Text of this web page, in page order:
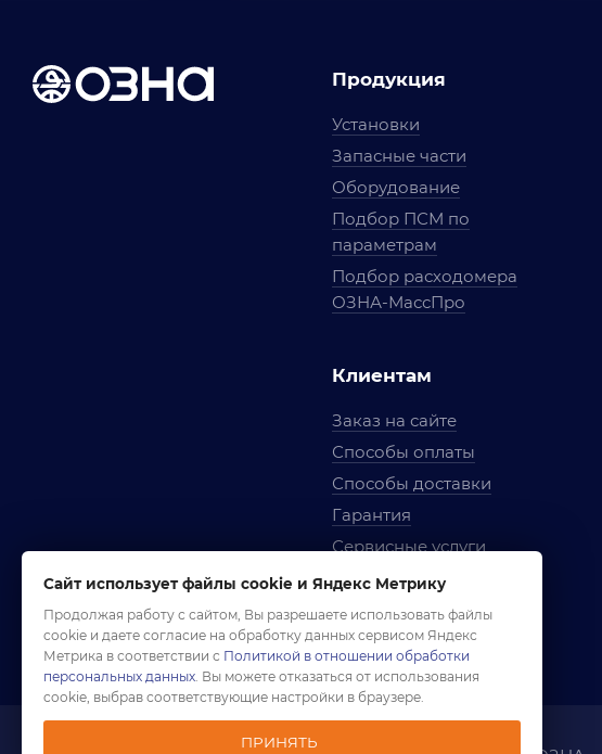
Продукция
Установки
Запасные части
Оборудование
Подбор ПСМ по
параметрам
Подбор расходомера
ОЗНА-МассПро
Клиентам
Заказ на сайте
Способы оплаты
Способы доставки
Гарантия
Сервисные услуги
Вопросы и ответы
Условия сотрудничества
Правила использования
Сайт использует файлы cookie и Яндекс Метрику
Продолжая работу с сайтом, Вы разрешаете использовать файлы
cookie и даете согласие на обработку данных сервисом Яндекс
Метрика в соответствии с Политикой в отношении обработки
персональных данных. Вы можете отказаться от использования
cookie, выбрав соответствующие настройки в браузере.
ПРИНЯТЬ